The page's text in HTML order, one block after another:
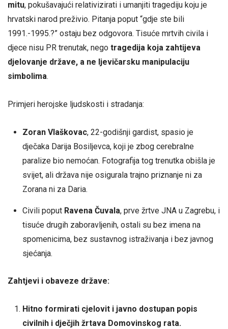
mitu, pokušavajući relativizirati i umanjiti tragediju koju je
hrvatski narod preživio. Pitanja poput “gdje ste bili
1991.-1995.?” ostaju bez odgovora. Tisuće mrtvih civila i
djece nisu PR trenutak, nego tragedija koja zahtijeva
djelovanje države, a ne ljevičarsku manipulaciju
simbolima.
Primjeri herojske ljudskosti i stradanja:
Zoran Vlaškovac, 22-godišnji gardist, spasio je
dječaka Darija Bosiljevca, koji je zbog cerebralne
paralize bio nemoćan. Fotografija tog trenutka obišla je
svijet, ali država nije osigurala trajno priznanje ni za
Zorana ni za Daria.
Civili poput Ravena Čuvala, prve žrtve JNA u Zagrebu, i
tisuće drugih zaboravljenih, ostali su bez imena na
spomenicima, bez sustavnog istraživanja i bez javnog
sjećanja.
Zahtjevi i obaveze države:
Hitno formirati cjelovit i javno dostupan popis
civilnih i dječjih žrtava Domovinskog rata.